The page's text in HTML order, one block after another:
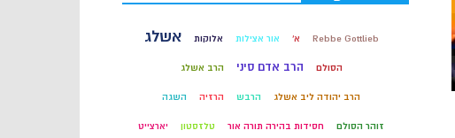
Rebbe Gottlieb א' אור אצילות אלוקות אשלג
הסולם הרב אדם סיני הרב אשלג
הרב יהודה ליב אשלג הרבש הרזיה השגה
זוהר הסולם חסידות בהירה תורה אור טלזסטון יארצייט